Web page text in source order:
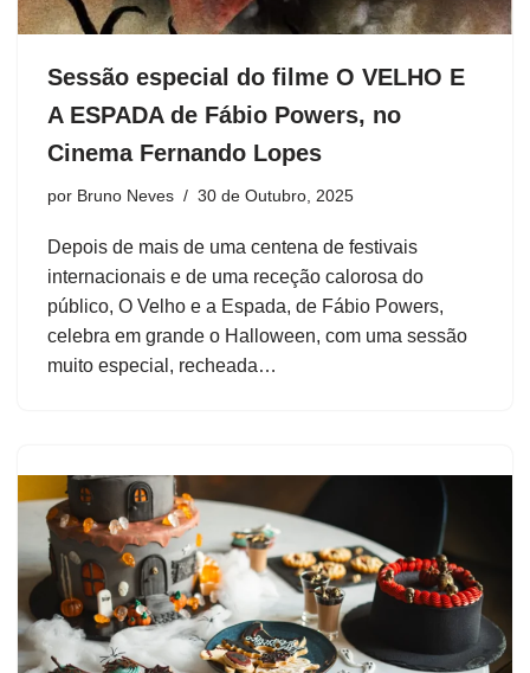
Sessão especial do filme O VELHO E
A ESPADA de Fábio Powers, no
Cinema Fernando Lopes
por Bruno Neves 30 de Outubro, 2025
Depois de mais de uma centena de festivais
internacionais e de uma receção calorosa do
público, O Velho e a Espada, de Fábio Powers,
celebra em grande o Halloween, com uma sessão
muito especial, recheada…